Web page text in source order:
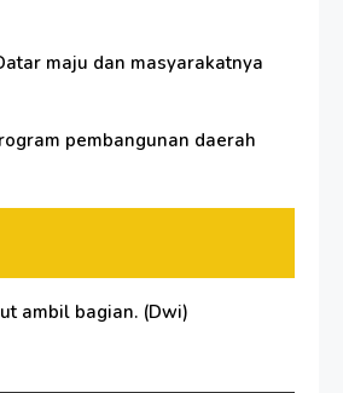
maju dan masyarakatnya
pembangunan daerah
ambil bagian. (Dwi)